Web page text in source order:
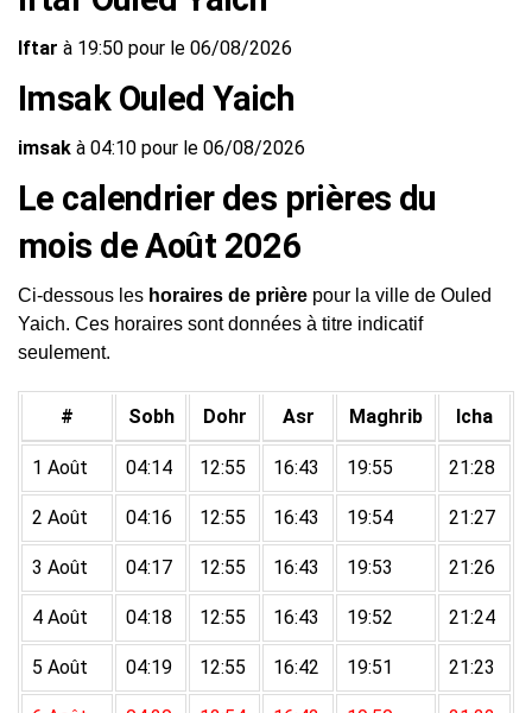
Iftar à 19:50 pour le 06/08/2026
Imsak Ouled Yaich
imsak à 04:10 pour le 06/08/2026
Le calendrier des prières du
mois de Août 2026
Ci-dessous les horaires de prière pour la ville de Ouled
Yaich. Ces horaires sont données à titre indicatif
seulement.
# Sobh Dohr Asr Maghrib Icha
1 Août 04:14 12:55 16:43 19:55 21:28
2 Août 04:16 12:55 16:43 19:54 21:27
3 Août 04:17 12:55 16:43 19:53 21:26
4 Août 04:18 12:55 16:43 19:52 21:24
5 Août 04:19 12:55 16:42 19:51 21:23